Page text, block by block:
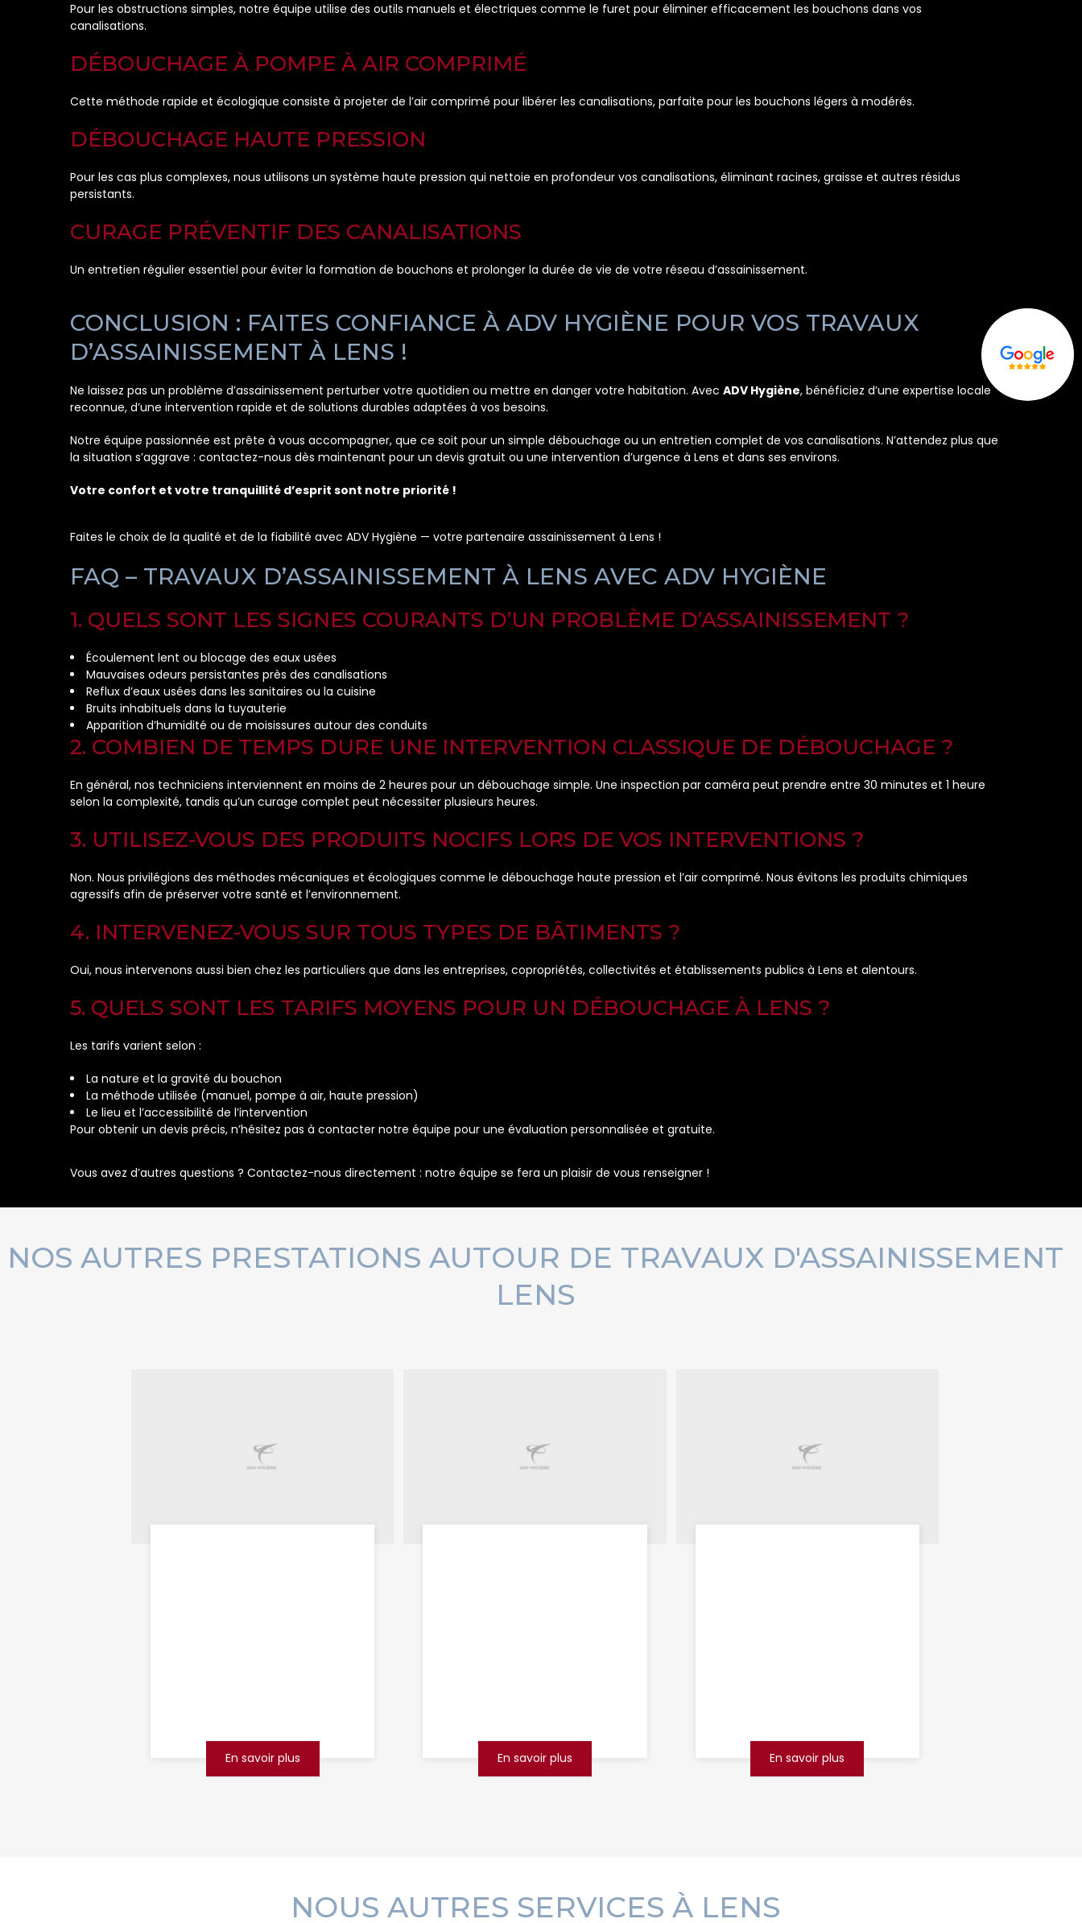
Pour les obstructions simples, notre équipe utilise des outils manuels et électriques comme le furet pour éliminer efficacement les bouchons dans vos
canalisations.
DÉBOUCHAGE À POMPE À AIR COMPRIMÉ
Cette méthode rapide et écologique consiste à projeter de l’air comprimé pour libérer les canalisations, parfaite pour les bouchons légers à modérés.
DÉBOUCHAGE HAUTE PRESSION
Pour les cas plus complexes, nous utilisons un système haute pression qui nettoie en profondeur vos canalisations, éliminant racines, graisse et autres résidus
persistants.
CURAGE PRÉVENTIF DES CANALISATIONS
Un entretien régulier essentiel pour éviter la formation de bouchons et prolonger la durée de vie de votre réseau d’assainissement.
CONCLUSION : FAITES CONFIANCE À ADV HYGIÈNE POUR VOS TRAVAUX
D’ASSAINISSEMENT À LENS !
Ne laissez pas un problème d’assainissement perturber votre quotidien ou mettre en danger votre habitation. Avec ADV Hygiène, bénéficiez d’une expertise locale
reconnue, d’une intervention rapide et de solutions durables adaptées à vos besoins.
Notre équipe passionnée est prête à vous accompagner, que ce soit pour un simple débouchage ou un entretien complet de vos canalisations. N’attendez plus que
la situation s’aggrave : contactez-nous dès maintenant pour un devis gratuit ou une intervention d’urgence à Lens et dans ses environs.
Votre confort et votre tranquillité d’esprit sont notre priorité !
Faites le choix de la qualité et de la fiabilité avec ADV Hygiène — votre partenaire assainissement à Lens !
FAQ – TRAVAUX D’ASSAINISSEMENT À LENS AVEC ADV HYGIÈNE
1. QUELS SONT LES SIGNES COURANTS D’UN PROBLÈME D’ASSAINISSEMENT ?
Écoulement lent ou blocage des eaux usées
Mauvaises odeurs persistantes près des canalisations
Reflux d’eaux usées dans les sanitaires ou la cuisine
Bruits inhabituels dans la tuyauterie
Apparition d’humidité ou de moisissures autour des conduits
2. COMBIEN DE TEMPS DURE UNE INTERVENTION CLASSIQUE DE DÉBOUCHAGE ?
En général, nos techniciens interviennent en moins de 2 heures pour un débouchage simple. Une inspection par caméra peut prendre entre 30 minutes et 1 heure
selon la complexité, tandis qu’un curage complet peut nécessiter plusieurs heures.
3. UTILISEZ-VOUS DES PRODUITS NOCIFS LORS DE VOS INTERVENTIONS ?
Non. Nous privilégions des méthodes mécaniques et écologiques comme le débouchage haute pression et l’air comprimé. Nous évitons les produits chimiques
agressifs afin de préserver votre santé et l’environnement.
4. INTERVENEZ-VOUS SUR TOUS TYPES DE BÂTIMENTS ?
Oui, nous intervenons aussi bien chez les particuliers que dans les entreprises, copropriétés, collectivités et établissements publics à Lens et alentours.
5. QUELS SONT LES TARIFS MOYENS POUR UN DÉBOUCHAGE À LENS ?
Les tarifs varient selon :
La nature et la gravité du bouchon
La méthode utilisée (manuel, pompe à air, haute pression)
Le lieu et l’accessibilité de l’intervention
Pour obtenir un devis précis, n’hésitez pas à contacter notre équipe pour une évaluation personnalisée et gratuite.
Vous avez d’autres questions ? Contactez-nous directement : notre équipe se fera un plaisir de vous renseigner !
NOS AUTRES PRESTATIONS AUTOUR DE TRAVAUX D'ASSAINISSEMENT
LENS
En savoir plus En savoir plus En savoir plus
NOUS AUTRES SERVICES À LENS